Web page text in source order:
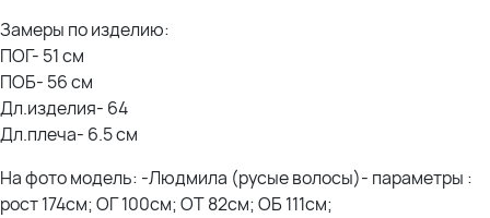
Замеры по изделию:
ПОГ- 51 см
ПОБ- 56 см
Дл.изделия- 64
Дл.плеча- 6.5 см
На фото модель: -Людмила (русые волосы)- параметры :
рост 174см; ОГ 100см; ОТ 82см; ОБ 111см;